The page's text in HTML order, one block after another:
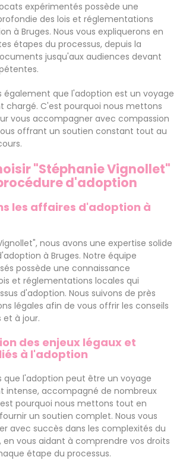
expérimentés possède une
des lois et réglementations
à Bruges. Nous vous expliquerons en
étapes du processus, depuis la
jusqu'aux audiences devant
également que l'adoption est un voyage
chargé. C'est pourquoi nous mettons
vous accompagner avec compassion
offrant un soutien constant tout au
"Stéphanie Vignollet"
d'adoption
les affaires d'adoption à
nous avons une expertise solide
à Bruges. Notre équipe
possède une connaissance
et réglementations locales qui
d'adoption. Nous suivons de près
légales afin de vous offrir les conseils
et à jour.
des enjeux légaux et
à l'adoption
que l'adoption peut être un voyage
intense, accompagné de nombreux
pourquoi nous mettons tout en
un soutien complet. Nous vous
avec succès dans les complexités du
en vous aidant à comprendre vos droits
étape du processus.